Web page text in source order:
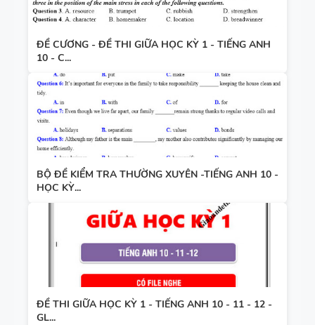
ĐỀ CƯƠNG - ĐỀ THI GIỮA HỌC KỲ 1 - TIẾNG ANH
10 - C...
BỘ ĐỀ KIỂM TRA THƯỜNG XUYÊN -TIẾNG ANH 10 -
HỌC KỲ...
ĐỀ THI GIỮA HỌC KỲ 1 - TIẾNG ANH 10 - 11 - 12 -
GL...